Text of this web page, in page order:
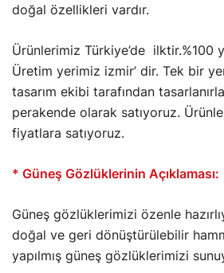
doğal özellikleri vardır.
Ürünlerimiz Türkiye’de ilktir.%100
Üretim yerimiz izmir’ dir. Tek bir
tasarım ekibi tarafından
perakende olarak satıyoruz.
fiyatlara satıyoruz.
* Güneş Gözlüklerinin Açıklaması:
Güneş gözlüklerimizi özenle
doğal ve geri dönüştürülebilir
yapılmış güneş gözlüklerimizi